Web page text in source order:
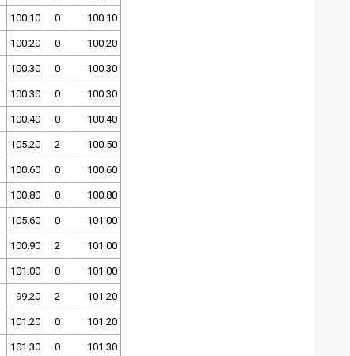
100.10 0 100.10
100.20 0 100.20
100.30 0 100.30
100.30 0 100.30
100.40 0 100.40
105.20 2 100.50
100.60 0 100.60
100.80 0 100.80
105.60 0 101.00
100.90 2 101.00
101.00 0 101.00
99.20 2 101.20
101.20 0 101.20
101.30 0 101.30